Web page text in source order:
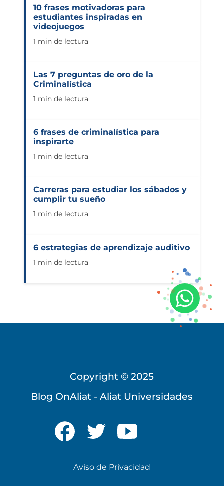
10 frases motivadoras para
estudiantes inspiradas en
videojuegos
1 min de lectura
Las 7 preguntas de oro de la
Criminalística
1 min de lectura
6 frases de criminalística para
inspirarte
1 min de lectura
Carreras para estudiar los sábados y
cumplir tu sueño
1 min de lectura
6 estrategias de aprendizaje auditivo
1 min de lectura
Copyright © 2025
Blog OnAliat - Aliat Universidades
Aviso de Privacidad
Universidad Virtual
Te brindamos información